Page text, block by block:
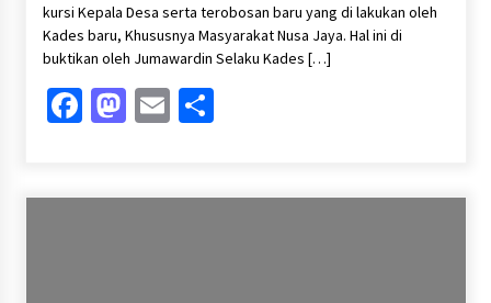
kursi Kepala Desa serta terobosan baru yang di lakukan oleh
Kades baru, Khususnya Masyarakat Nusa Jaya. Hal ini di
buktikan oleh Jumawardin Selaku Kades […]
Facebook
Mastodon
EmailShare